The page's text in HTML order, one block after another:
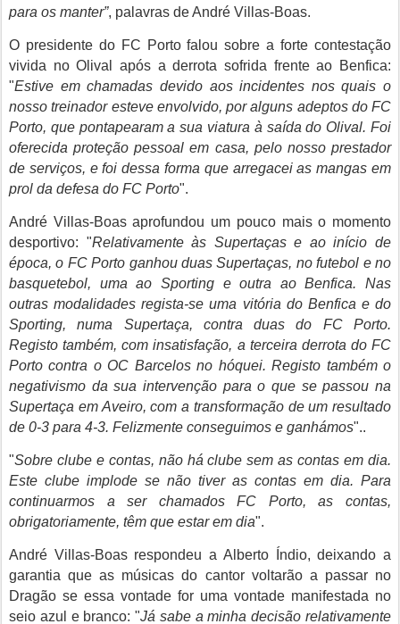
para os manter”, palavras de André Villas-Boas.
O presidente do FC Porto falou sobre a forte contestação
vivida no Olival após a derrota sofrida frente ao Benfica:
"Estive em chamadas devido aos incidentes nos quais o
nosso treinador esteve envolvido, por alguns adeptos do FC
Porto, que pontapearam a sua viatura à saída do Olival. Foi
oferecida proteção pessoal em casa, pelo nosso prestador
de serviços, e foi dessa forma que arregacei as mangas em
prol da defesa do FC Porto".
André Villas-Boasaprofundou um pouco mais o momento
desportivo: "Relativamente às Supertaças e ao início de
época, o FC Porto ganhou duas Supertaças, no futebol e no
basquetebol, uma ao Sporting e outra ao Benfica. Nas
outras modalidades regista-se uma vitória do Benfica e do
Sporting, numa Supertaça, contra duas do FC Porto.
Registo também, com insatisfação, a terceira derrota do FC
Porto contra o OC Barcelos no hóquei. Registo também o
negativismo da sua intervenção para o que se passou na
Supertaça em Aveiro, com a transformação de um resultado
de 0-3 para 4-3. Felizmente conseguimos e ganhámos"..
"Sobre clube e contas, não há clube sem as contas em dia.
Este clube implode se não tiver as contas em dia. Para
continuarmos a ser chamados FC Porto, as contas,
obrigatoriamente, têm que estar em dia".
André Villas-Boasrespondeu a Alberto Índio, deixando a
garantia que as músicas do cantor voltarão a passar no
Dragão se essa vontade for uma vontade manifestada no
seio azul e branco: "Já sabe a minha decisão relativamente